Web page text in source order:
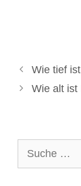
Wie tief
Wie alt ist
nach: